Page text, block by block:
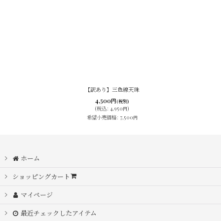
【訳あり】三色線天珠
4,500円(税別)
(税込: 4,950円)
希望小売価格: 7,500円
ホーム
ショッピングカート
マイページ
最近チェックしたアイテム